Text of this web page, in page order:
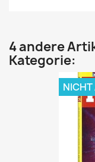
4 andere
Kategorie:
NICHT